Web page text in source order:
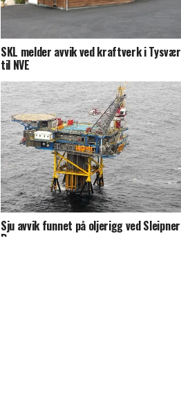
SKL melder avvik ved kraftverk i Tysvær
til NVE
Sju avvik funnet på oljerigg ved Sleipner
B